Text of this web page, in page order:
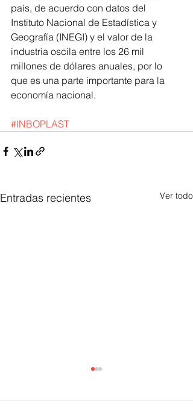
país, de acuerdo con datos del
Instituto Nacional de Estadística y
Geografía (INEGI) y el valor de la
industria oscila entre los 26 mil
millones de dólares anuales, por lo
que es una parte importante para la
economía nacional.
#INBOPLAST
Entradas recientes Ver todo